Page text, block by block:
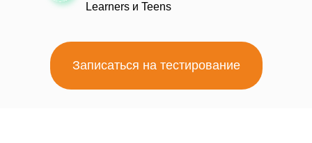
Learners и Teens
Записаться на тестирование